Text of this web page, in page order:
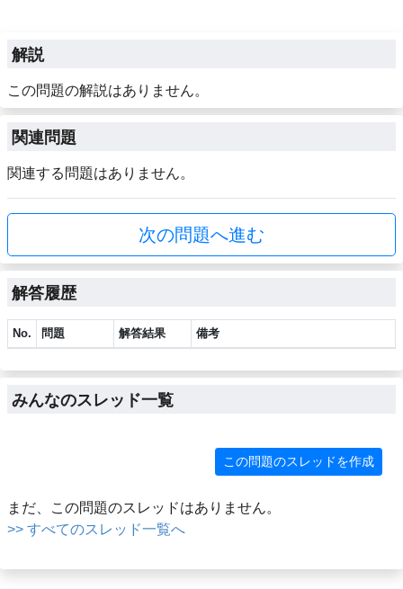
解説
この問題の解説はありません。
関連問題
関連する問題はありません。
次の問題へ進む
解答履歴
No. 問題 解答結果 備考
みんなのスレッド一覧
この問題のスレッドを作成
まだ、この問題のスレッドはありません。
>> すべてのスレッド一覧へ